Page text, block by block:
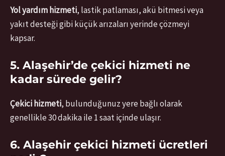
Yol yardım hizmeti, lastik patlaması, akü bitmesi veya
yakıt desteği gibi küçük arızaları yerinde çözmeyi
kapsar.
5. Alaşehir’de çekici hizmeti ne
kadar sürede gelir?
Çekici hizmeti, bulunduğunuz yere bağlı olarak
genellikle 30 dakika ile 1 saat içinde ulaşır.
6. Alaşehir çekici hizmeti ücretleri